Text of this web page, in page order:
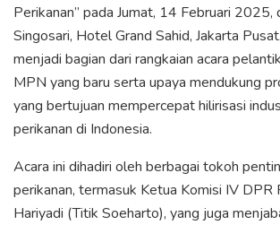
Perikanan” pada Jumat, 14 Februari 2025,
Singosari, Hotel Grand Sahid, Jakarta
menjadi bagian dari rangkaian acara
MPN yang baru serta upaya mendukung
yang bertujuan mempercepat hilirisasi
perikanan di Indonesia.
Acara ini dihadiri oleh berbagai tokoh
perikanan, termasuk Ketua Komisi IV DPR
Hariyadi (Titik Soeharto), yang juga